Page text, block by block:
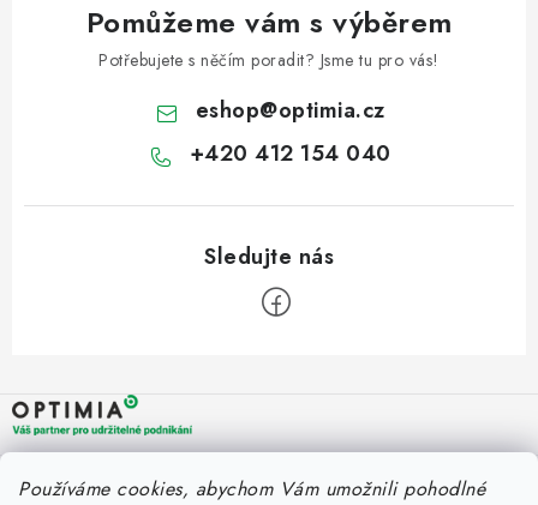
Používáme cookies, abychom Vám umožnili pohodlné
Pomůžeme vám s výběrem
Potřebujete s něčím poradit? Jsme tu pro vás!
eshop@optimia.cz
+420 412 154 040
á
p
a
OPTIMIA BPO s.r.o.
Rychlý kontakt